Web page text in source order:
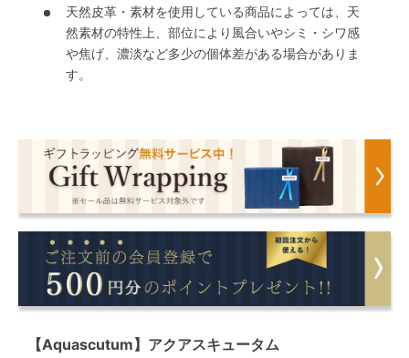
天然皮革・素材を使用している商品によっては、天
然素材の特性上、部位により風合いやシミ・シワ感
や焦げ、濃淡など多少の個体差がある場合がありま
す。
【Aquascutum】アクアスキュータム